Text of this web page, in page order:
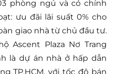
phòng ngủ và có chính
ưu đãi lãi suất 0% cho
giao nhà từ chủ đầu tư.
Ascent Plaza Nơ Trang
là dự án nhà ở hấp dẫn
TP.HCM, với tốc độ bán